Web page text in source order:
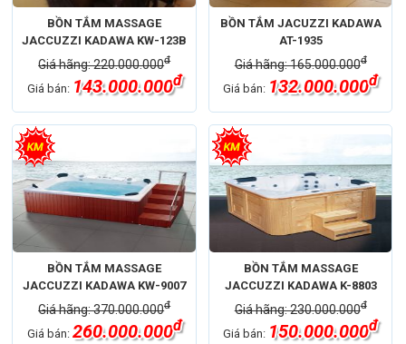
BỒN TẮM MASSAGE
JACCUZZI KADAWA KW-123B
Giá hãng: 220.000.000đ
Giá bán: 143.000.000đ
BỒN TẮM JACUZZI KADAWA
AT-1935
Giá hãng: 165.000.000đ
Giá bán: 132.000.000đ
BỒN TẮM MASSAGE
JACCUZZI KADAWA KW-9007
Giá hãng: 370.000.000đ
Giá bán: 260.000.000đ
BỒN TẮM MASSAGE
JACCUZZI KADAWA K-8803
Giá hãng: 230.000.000đ
Giá bán: 150.000.000đ